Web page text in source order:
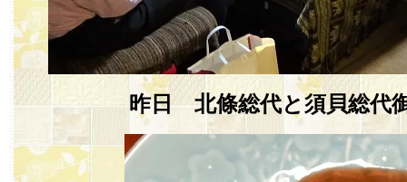
昨日 北條総代と須貝総代